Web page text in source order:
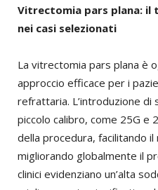
Vitrectomia pars plana:
nei casi selezionati
La vitrectomia pars plana è
approccio efficace per i
refrattaria. L’introduzione
piccolo calibro, come 25G e
della procedura, facilitando
migliorando globalmente il
clinici evidenziano un’alta